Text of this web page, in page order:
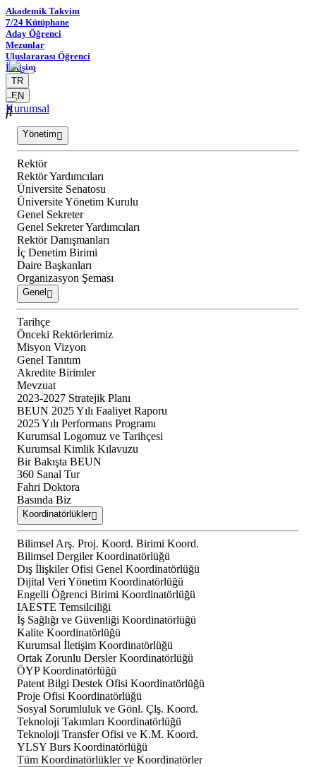
Akademik Takvim
7/24 Kütüphane
Aday Öğrenci
Mezunlar
Uluslararası Öğrenci
İletişim
TR
EN
Kurumsal
Yönetim
Rektör
Rektör Yardımcıları
Üniversite Senatosu
Üniversite Yönetim Kurulu
Genel Sekreter
Genel Sekreter Yardımcıları
Rektör Danışmanları
İç Denetim Birimi
Daire Başkanları
Organizasyon Şeması
Genel
Tarihçe
Önceki Rektörlerimiz
Misyon Vizyon
Genel Tanıtım
Akredite Birimler
Mevzuat
2023-2027 Stratejik Planı
BEUN 2025 Yılı Faaliyet Raporu
2025 Yılı Performans Programı
Kurumsal Logomuz ve Tarihçesi
Kurumsal Kimlik Kılavuzu
Bir Bakışta BEUN
360 Sanal Tur
Fahri Doktora
Basında Biz
Koordinatörlükler
Bilimsel Arş. Proj. Koord. Birimi Koord.
Bilimsel Dergiler Koordinatörlüğü
Dış İlişkiler Ofisi Genel Koordinatörlüğü
Dijital Veri Yönetim Koordinatörlüğü
Engelli Öğrenci Birimi Koordinatörlüğü
IAESTE Temsilciliği
İş Sağlığı ve Güvenliği Koordinatörlüğü
Kalite Koordinatörlüğü
Kurumsal İletişim Koordinatörlüğü
Ortak Zorunlu Dersler Koordinatörlüğü
ÖYP Koordinatörlüğü
Patent Bilgi Destek Ofisi Koordinatörlüğü
Proje Ofisi Koordinatörlüğü
Sosyal Sorumluluk ve Gönl. Çlş. Koord.
Teknoloji Takımları Koordinatörlüğü
Teknoloji Transfer Ofisi ve K.M. Koord.
YLSY Burs Koordinatörlüğü
Tüm Koordinatörlükler ve Koordinatörler